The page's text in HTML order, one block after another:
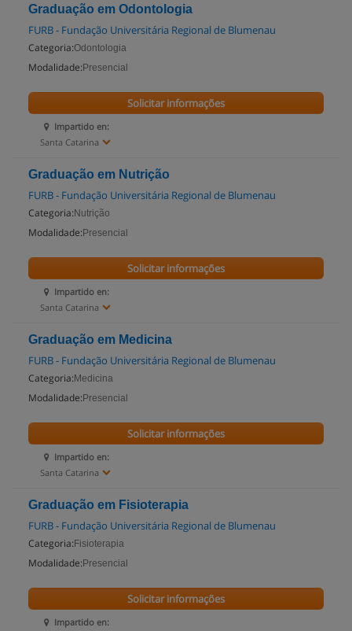
Graduação em Odontologia
FURB - Fundação Universitária Regional de Blumenau
Categoria:Odontologia
Modalidade: Presencial
Impartido en:
Santa Catarina
Solicitar informações
Graduação em Nutrição
FURB - Fundação Universitária Regional de Blumenau
Categoria: Nutrição
Modalidade: Presencial
Impartido en:
Santa Catarina
Solicitar informações
Graduação em Medicina
FURB - Fundação Universitária Regional de Blumenau
Categoria: Medicina
Modalidade: Presencial
Impartido en:
Santa Catarina
Solicitar informações
Graduação em Fisioterapia
FURB - Fundação Universitária Regional de Blumenau
Categoria: Fisioterapia
Modalidade: Presencial
Impartido en:
Solicitar informações